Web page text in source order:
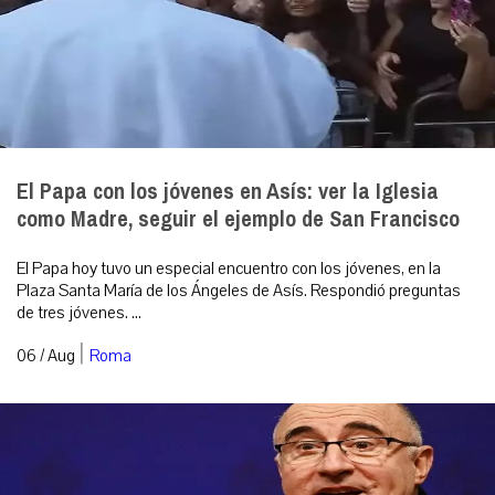
El Papa con los jóvenes en Asís: ver la Iglesia
como Madre, seguir el ejemplo de San Francisco
El Papa hoy tuvo un especial encuentro con los jóvenes, en la
Plaza Santa María de los Ángeles de Asís. Respondió preguntas
de tres jóvenes. ...
06 / Aug | Roma